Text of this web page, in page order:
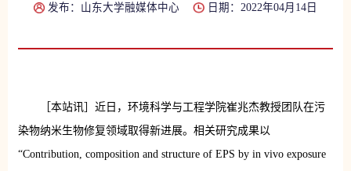
发布：山东大学融媒体中心 日期：2022年04月14日
［本站讯］近日，环境科学与工程学院崔兆杰教授团队在污
染物纳米生物修复领域取得新进展。相关研究成果以
“Contribution, composition and structure of EPS by in vivo exposure